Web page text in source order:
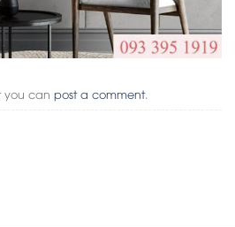
you can post a comment.